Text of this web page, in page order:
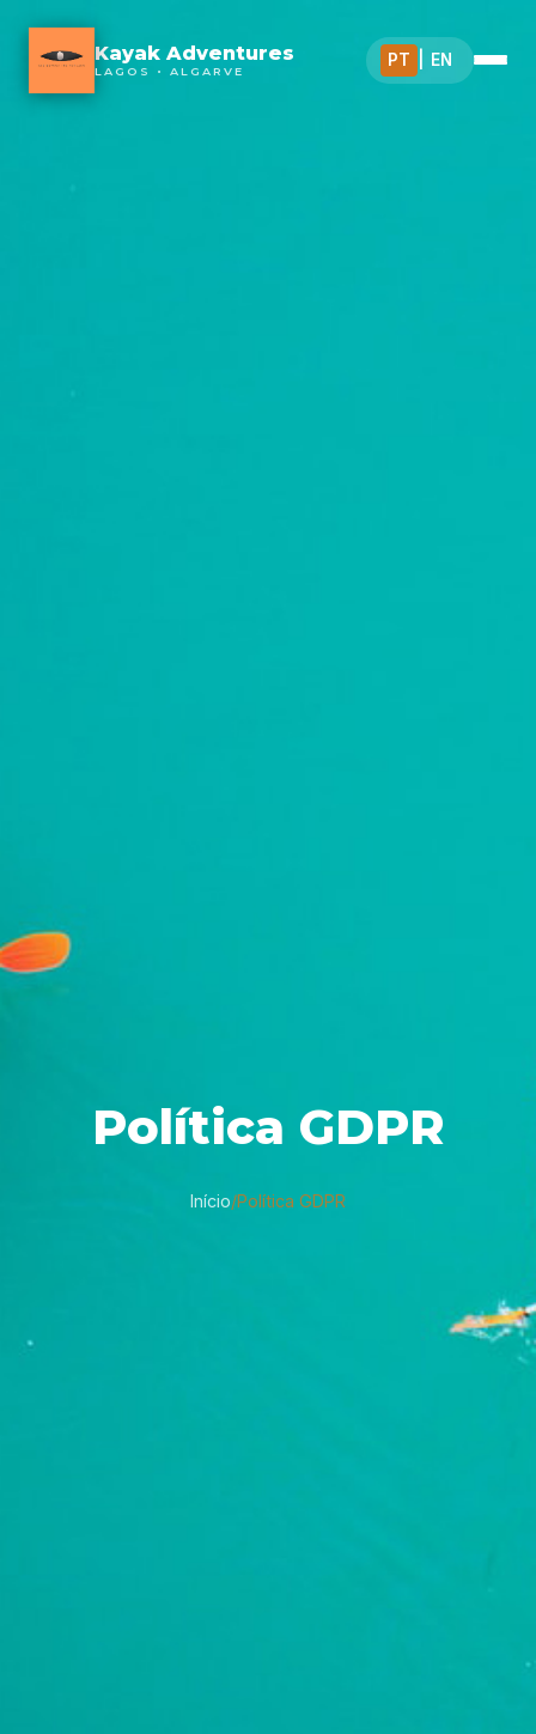
Kayak Adventures
LAGOS • ALGARVE
PT EN
Política GDPR
Início/Política GDPR